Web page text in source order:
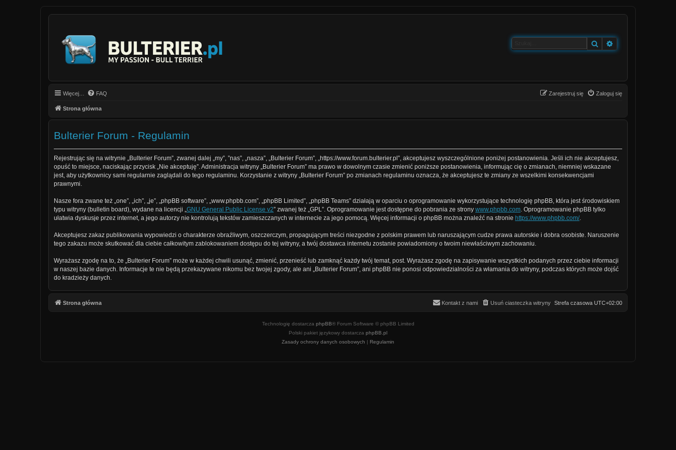
Szukaj
Więcej… FAQ Zaloguj się
Zarejestruj się
Strona główna
Bulterier Forum - Regulamin
Rejestrując się na witrynie „Bulterier Forum”, zwanej dalej „my”, ”nas”, „nasza”, „Bulterier Forum”, „https://www.forum.bulterier.pl”, akceptujesz wyszczególnione poniżej postanowienia. Jeśli ich nie akceptujesz,
opuść to miejsce, naciskając przycisk „Nie akceptuję”. Administracja witryny „Bulterier Forum” ma prawo w dowolnym czasie zmienić poniższe postanowienia, informując cię o zmianach, niemniej wskazane
jest, aby użytkownicy sami regularnie zaglądali do tego regulaminu. Korzystanie z witryny „Bulterier Forum” po zmianach regulaminu oznacza, że akceptujesz te zmiany ze wszelkimi konsekwencjami
prawnymi.
Nasze fora zwane też „one”, „ich”, „je”, „phpBB software”, „www.phpbb.com”, „phpBB Limited”, „phpBB Teams” działają w oparciu o oprogramowanie wykorzystujące technologię phpBB, która jest środowiskiem
typu witryny (bulletin board), wydane na licencji „GNU General Public License v2” zwanej też „GPL”. Oprogramowanie jest dostępne do pobrania ze strony www.phpbb.com. Oprogramowanie phpBB tylko
ułatwia dyskusje przez internet, a jego autorzy nie kontrolują tekstów zamieszczanych w internecie za jego pomocą. Więcej informacji o phpBB można znaleźć na stronie https://www.phpbb.com/.
Akceptujesz zakaz publikowania wypowiedzi o charakterze obraźliwym, oszczerczym, propagującym treści niezgodne z polskim prawem lub naruszającym cudze prawa autorskie i dobra osobiste. Naruszenie
tego zakazu może skutkować dla ciebie całkowitym zablokowaniem dostępu do tej witryny, a twój dostawca internetu zostanie powiadomiony o twoim niewłaściwym zachowaniu.
Wyrażasz zgodę na to, że „Bulterier Forum” może w każdej chwili usunąć, zmienić, przenieść lub zamknąć każdy twój temat, post. Wyrażasz zgodę na zapisywanie wszystkich podanych przez ciebie informacji
w naszej bazie danych. Informacje te nie będą przekazywane nikomu bez twojej zgody, ale ani „Bulterier Forum”, ani phpBB nie ponosi odpowiedzialności za włamania do witryny, podczas których może dojść
do kradzieży danych.
Strona główna Strefa czasowa UTC+02:00
Usuń ciasteczka witryny
Kontakt z nami
Technologię dostarcza phpBB® Forum Software © phpBB Limited
Polski pakiet językowy dostarcza phpBB.pl
Zasady ochrony danych osobowych | Regulamin